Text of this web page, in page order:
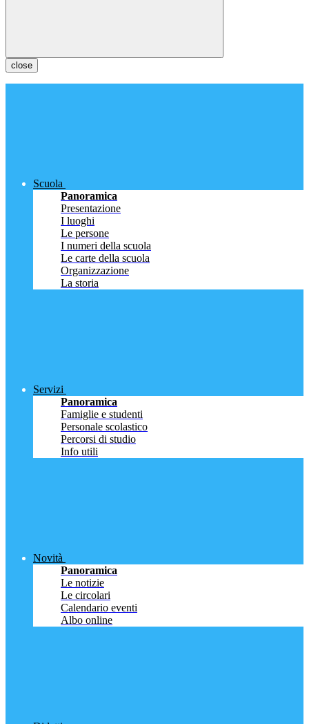
close
Scuola
Panoramica
Presentazione
I luoghi
Le persone
I numeri della scuola
Le carte della scuola
Organizzazione
La storia
Servizi
Panoramica
Famiglie e studenti
Personale scolastico
Percorsi di studio
Info utili
Novità
Panoramica
Le notizie
Le circolari
Calendario eventi
Albo online